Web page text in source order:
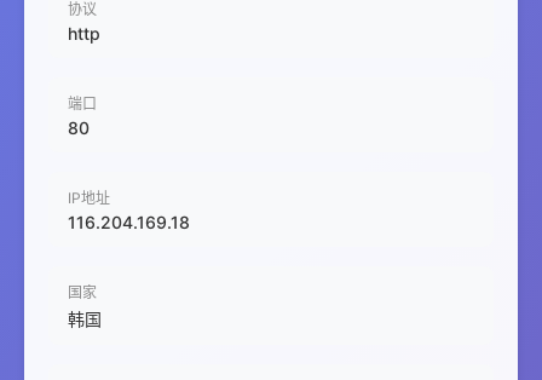
协议
http
端口
80
IP地址
116.204.169.18
国家
韩国